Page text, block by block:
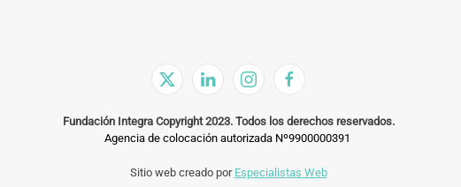
Fundación Integra Copyright 2023. Todos los derechos reservados.
Agencia de colocación autorizada Nº9900000391
Sitio web creado por Especialistas Web